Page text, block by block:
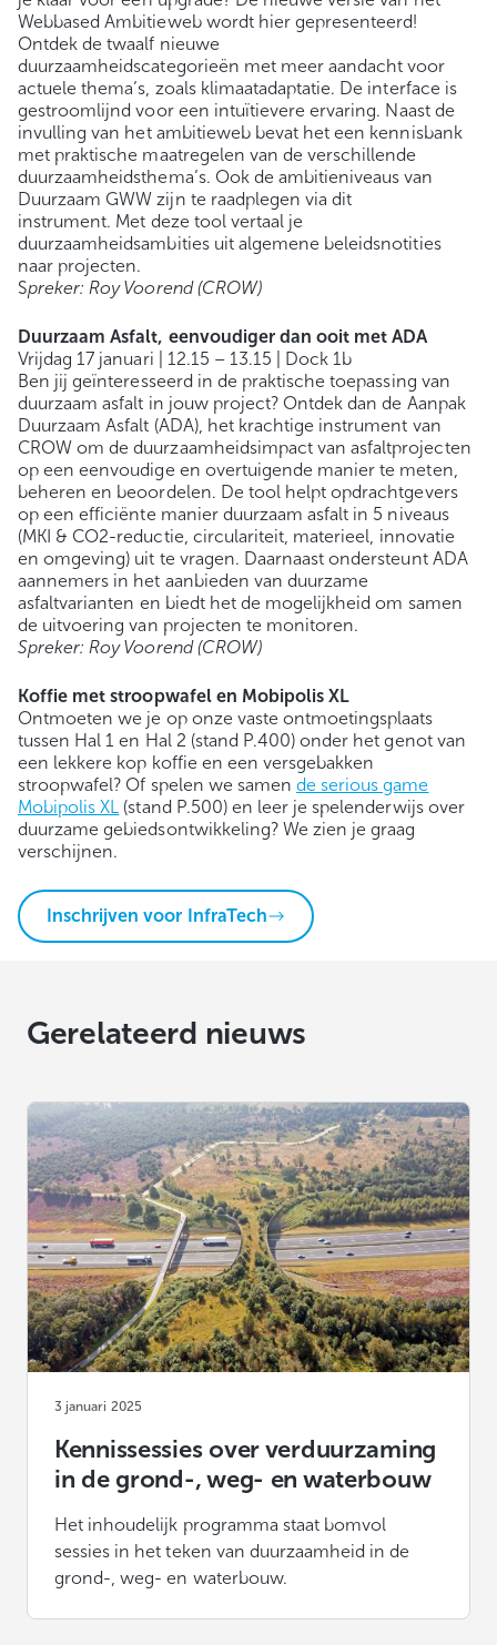
Webbased Ambitieweb wordt hier gepresenteerd!
Ontdek de twaalf nieuwe
duurzaamheidscategorieën met meer aandacht voor
actuele thema’s, zoals klimaatadaptatie. De interface is
gestroomlijnd voor een intuïtievere ervaring. Naast de
invulling van het ambitieweb bevat het een kennisbank
met praktische maatregelen van de verschillende
duurzaamheidsthema’s. Ook de ambitieniveaus van
Duurzaam GWW zijn te raadplegen via dit
instrument. Met deze tool vertaal je
duurzaamheidsambities uit algemene beleidsnotities
naar projecten.
Spreker: Roy Voorend (CROW)
Duurzaam Asfalt, eenvoudiger dan ooit met ADA
Vrijdag 17 januari | 12.15 – 13.15 | Dock 1b
Ben jij geïnteresseerd in de praktische toepassing van
duurzaam asfalt in jouw project? Ontdek dan de Aanpak
Duurzaam Asfalt (ADA), het krachtige instrument van
CROW om de duurzaamheidsimpact van asfaltprojecten
op een eenvoudige en overtuigende manier te meten,
beheren en beoordelen. De tool helpt opdrachtgevers
op een efficiënte manier duurzaam asfalt in 5 niveaus
(MKI & CO2-reductie, circulariteit, materieel, innovatie
en omgeving) uit te vragen. Daarnaast ondersteunt ADA
aannemers in het aanbieden van duurzame
asfaltvarianten en biedt het de mogelijkheid om samen
de uitvoering van projecten te monitoren.
Spreker: Roy Voorend (CROW)
Koffie met stroopwafel en Mobipolis XL
Ontmoeten we je op onze vaste ontmoetingsplaats
tussen Hal 1 en Hal 2 (stand P.400) onder het genot van
een lekkere kop koffie en een versgebakken
stroopwafel? Of spelen we samende serious game
Mobipolis XL (stand P.500) en leer je spelenderwijs over
duurzame gebiedsontwikkeling? We zien je graag
verschijnen.
Inschrijven voor InfraTech
Gerelateerd nieuws
3 januari 2025
Kennissessies over verduurzaming
in de grond-, weg- en waterbouw
Het inhoudelijk programma staat bomvol
sessies in het teken van duurzaamheid in de
grond-, weg- en waterbouw.